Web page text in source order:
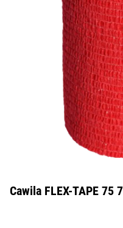
Cawila FLEX-TAPE 75